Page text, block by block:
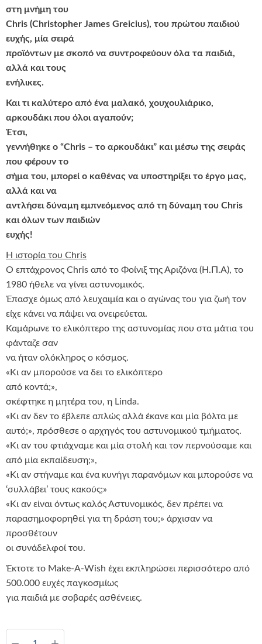
στη μνήμη του
Chris (Christopher James Greicius), του πρώτου παιδιού
ευχής, μία σειρά
προϊόντων με σκοπό να συντροφεύουν όλα τα παιδιά,
αλλά και τους
ενήλικες.
Και τι καλύτερο από ένα μαλακό, χουχουλιάρικο,
αρκουδάκι που όλοι αγαπούν;
Έτσι,
γεννήθηκε ο “Chris – το αρκουδάκι” και μέσω της σειράς
που φέρουν το
σήμα του, μπορεί ο καθένας να υποστηρίξει το έργο μας,
αλλά και να
αντλήσει δύναμη εμπνεόμενος από τη δύναμη του Chris
και όλων των παιδιών
ευχής!
Η ιστορία του Chris
Ο επτάχρονος Chris από το Φοίνιξ της Αριζόνα (Η.Π.Α), το
1980 ήθελε να γίνει αστυνομικός.
Έπασχε όμως από λευχαιμία και ο αγώνας του για ζωή τον
είχε κάνει να πάψει να ονειρεύεται.
Καμάρωνε το ελικόπτερο της αστυνομίας που στα μάτια του
φάνταζε σαν
να ήταν ολόκληρος ο κόσμος.
«Κι αν μπορούσε να δει το ελικόπτερο
από κοντά;»,
σκέφτηκε η μητέρα του, η Linda.
«Κι αν δεν το έβλεπε απλώς αλλά έκανε και μία βόλτα με
αυτό;», πρόσθεσε ο αρχηγός του αστυνομικού τμήματος.
«Κι αν του φτιάχναμε και μία στολή και τον περνούσαμε και
από μία εκπαίδευση;»,
«Κι αν στήναμε και ένα κυνήγι παρανόμων και μπορούσε να
‘συλλάβει’ τους κακούς;»
«Κι αν είναι όντως καλός Αστυνομικός, δεν πρέπει να
παρασημοφορηθεί για τη δράση του;» άρχισαν να
προσθέτουν
οι συνάδελφοί του.
Έκτοτε το Make-A-Wish έχει εκπληρώσει περισσότερο από
500.000 ευχές παγκοσμίως
για παιδιά με σοβαρές ασθένειες.